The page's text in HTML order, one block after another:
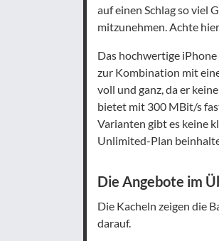
auf einen Schlag so viel
mitzunehmen. Achte
Das hochwertige
zur Kombination mit
voll und ganz, da er
bietet mit 300 MBit/s
Varianten gibt es keine
Unlimited-Plan
Die Angebote im
Die Kacheln zeigen die
darauf.